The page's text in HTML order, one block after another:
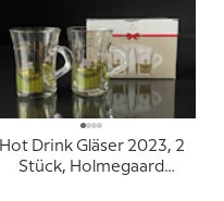
Hot Drink Gläser 2023, 2
Stück, Holmegaard